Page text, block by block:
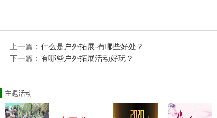
上一篇： 什么是户外拓展-有哪些好处？
下一篇： 有哪些户外拓展活动好玩？
主题活动